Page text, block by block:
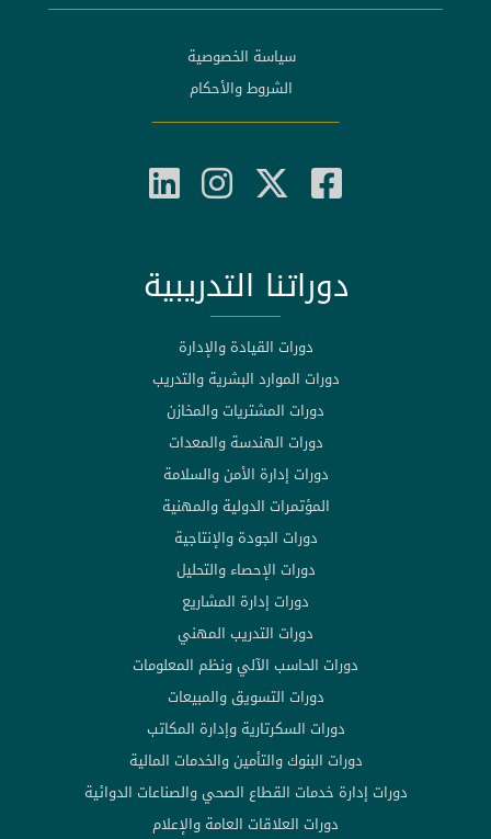
سياسة الخصوصية
الشروط والأحكام
دوراتنا التدريبية
دورات القيادة والإدارة
دورات الموارد البشرية والتدريب
دورات المشتريات والمخازن
دورات الهندسة والمعدات
دورات إدارة الأمن والسلامة
المؤتمرات الدولية والمهنية
دورات الجودة والإنتاجية
دورات الإحصاء والتحليل
دورات إدارة المشاريع
دورات التدريب المهني
دورات الحاسب الآلي ونظم المعلومات
دورات التسويق والمبيعات
دورات السكرتارية وإدارة المكاتب
دورات البنوك والتأمين والخدمات المالية
دورات إدارة خدمات القطاع الصحي والصناعات الدوائية
دورات العلاقات العامة والإعلام